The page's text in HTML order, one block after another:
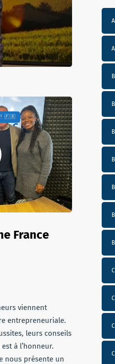
! 🇫🇷
France
viennent
entrepreneuriale.
leurs conseils
à l’honneur.
nous présente un